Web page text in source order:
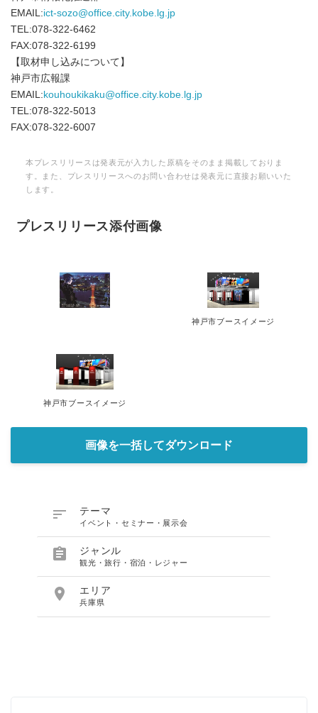
EMAIL:ict-sozo@office.city.kobe.lg.jp
TEL:078-322-6462
FAX:078-322-6199
【取材申し込みについて】
神戸市広報課
EMAIL: kouhoukikaku@office.city.kobe.lg.jp
TEL:078-322-5013
FAX:078-322-6007
本プレスリリースは発表元が入力した原稿をそのまま掲載しておりま
す。また、プレスリリースへのお問い合わせは発表元に直接お願いいた
します。
プレスリリース添付画像
神戸市ブースイメージ
神戸市ブースイメージ
画像を一括してダウンロード
 テーマ
イベント・セミナー・展示会
 ジャンル
観光・旅行・宿泊・レジャー
 エリア
兵庫県